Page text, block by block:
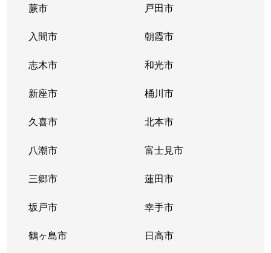
蕨市 戸田市
入間市 朝霞市
志木市 和光市
新座市 桶川市
久喜市 北本市
八潮市 富士見市
三郷市 蓮田市
坂戸市 幸手市
鶴ヶ島市 日高市